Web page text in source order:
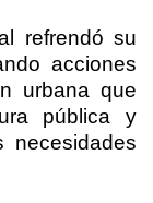
refrendó su
acciones
urbana que
pública y
necesidades